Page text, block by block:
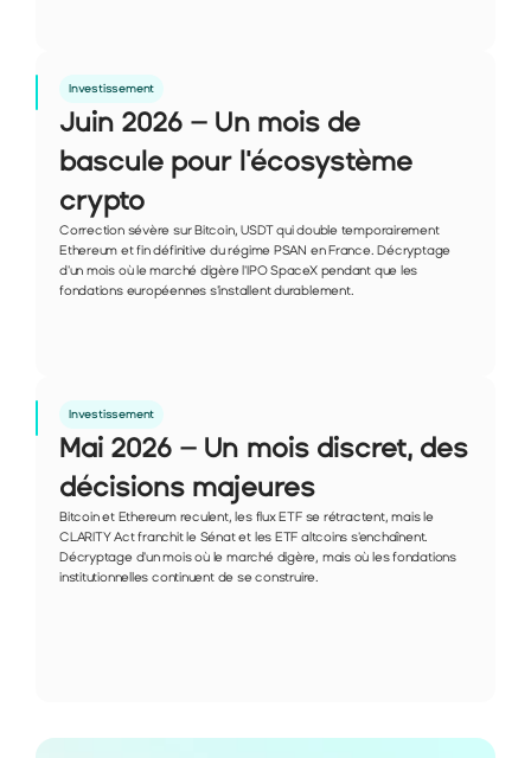
Investissement
Juin 2026 – Un mois de
bascule pour l'écosystème
crypto
Correction sévère sur Bitcoin, USDT qui double temporairement
Ethereum et fin définitive du régime PSAN en France. Décryptage
d'un mois où le marché digère l'IPO SpaceX pendant que les
fondations européennes s'installent durablement.
Investissement
Mai 2026 – Un mois discret, des
décisions majeures
Bitcoin et Ethereum reculent, les flux ETF se rétractent, mais le
CLARITY Act franchit le Sénat et les ETF altcoins s'enchaînent.
Décryptage d'un mois où le marché digère, mais où les fondations
institutionnelles continuent de se construire.